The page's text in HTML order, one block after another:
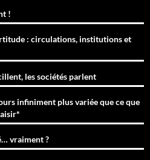
!
: circulations, institutions et
les sociétés parlent
infiniment plus variée que ce que
vraiment ?